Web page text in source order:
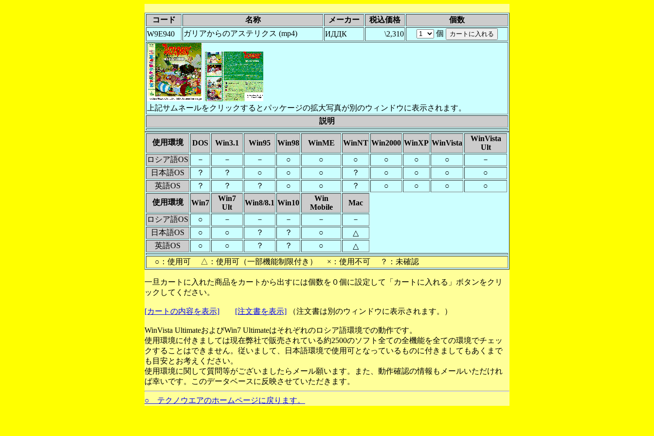
コード 名称 メーカー 税込価格
個数
W9E940
ガリアからのアステリクス (mp4) ИДДК \2,310 個
上記サムネールをクリックするとパッケージの拡大写真が別のウィンドウに表示されます。
説明
使用環境 DOS Win3.1 Win95 Win98 WinME WinNT Win2000 WinXP WinVista
WinVista
Ult
ロシア語OS
－ － － ○ ○ ○ ○ ○ ○
－
日本語OS
？ ？ ○ ○ ○ ？ ○ ○ ○
○
英語OS
？ ？ ？ ○ ○ ？ ○ ○ ○
○
使用環境
Win7
Win7
Ult
Win8/8.1 Win10
Win
Mobile
Mac
ロシア語OS
○ － － － －
－
日本語OS
○ ○ ？ ？ ○
△
英語OS
○ ○ ？ ？ ○
△
○：使用可 △：使用可（一部機能制限付き） ×：使用不可 ？：未確認
一旦カートに入れた商品をカートから出すには個数を０個に設定して「カートに入れる」ボタンをクリ
ックしてください。
[カートの内容を表示] [注文書を表示] （注文書は別のウィンドウに表示されます。）
WinVista UltimateおよびWin7 Ultimateはそれぞれのロシア語環境での動作です。
使用環境に付きましては現在弊社で販売されている約2500のソフト全ての全機能を全ての環境でチェッ
クすることはできません。従いまして、日本語環境で使用可となっているものに付きましてもあくまで
も目安とお考えください。
使用環境に関して質問等がございましたらメール願います。また、動作確認の情報もメールいただけれ
ば幸いです。このデータベースに反映させていただきます。
○ テクノウエアのホームページに戻ります。